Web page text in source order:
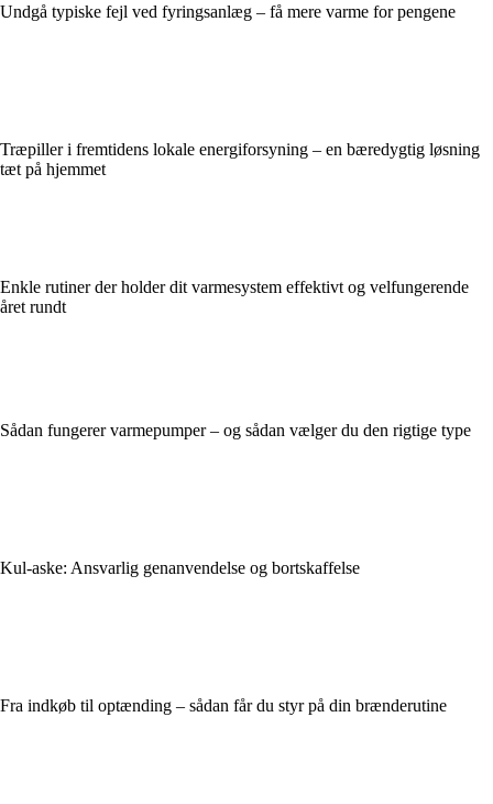
Undgå typiske fejl ved fyringsanlæg – få mere varme for pengene
Træpiller i fremtidens lokale energiforsyning – en bæredygtig løsning
tæt på hjemmet
Enkle rutiner der holder dit varmesystem effektivt og velfungerende
året rundt
Sådan fungerer varmepumper – og sådan vælger du den rigtige type
Kul-aske: Ansvarlig genanvendelse og bortskaffelse
Fra indkøb til optænding – sådan får du styr på din brænderutine